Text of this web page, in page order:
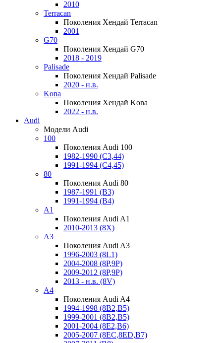
2010
Terracan
Поколения Хендай Terracan
2001
G70
Поколения Хендай G70
2018 - 2019
Palisade
Поколения Хендай Palisade
2020 - н.в.
Kona
Поколения Хендай Kona
2022 - н.в.
Audi
Модели Audi
100
Поколения Audi 100
1982-1990 (С3,44)
1991-1994 (С4,45)
80
Поколения Audi 80
1987-1991 (B3)
1991-1994 (B4)
A1
Поколения Audi A1
2010-2013 (8X)
A3
Поколения Audi A3
1996-2003 (8L1)
2004-2008 (8P,9P)
2009-2012 (8P,9P)
2013 - н.в. (8V)
A4
Поколения Audi A4
1994-1998 (8B2,B5)
1999-2001 (8B2,B5)
2001-2004 (8E2,B6)
2005-2007 (8EC,8ED,B7)